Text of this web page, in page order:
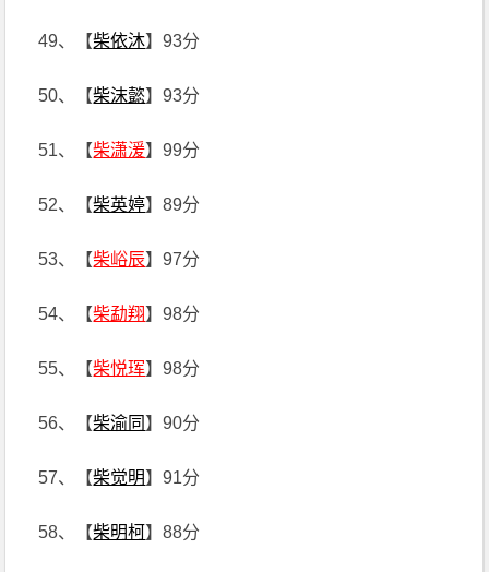
49、【柴依沐】93分
50、【柴沫懿】93分
51、【柴潇湲】99分
52、【柴英婷】89分
53、【柴峪辰】97分
54、【柴勐翔】98分
55、【柴悦珲】98分
56、【柴渝同 】90分
57、【柴觉明】91分
58、【柴明柯】88分